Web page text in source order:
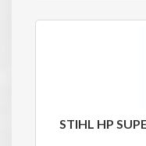
STIHL HP